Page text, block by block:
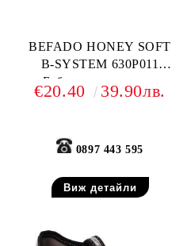
BEFADO HONEY SOFT
B-SYSTEM 630P011
Бебешки текстилни
обувки, Тъмносини
€20.40 39.90лв.
0897 443 595
Виж детайли